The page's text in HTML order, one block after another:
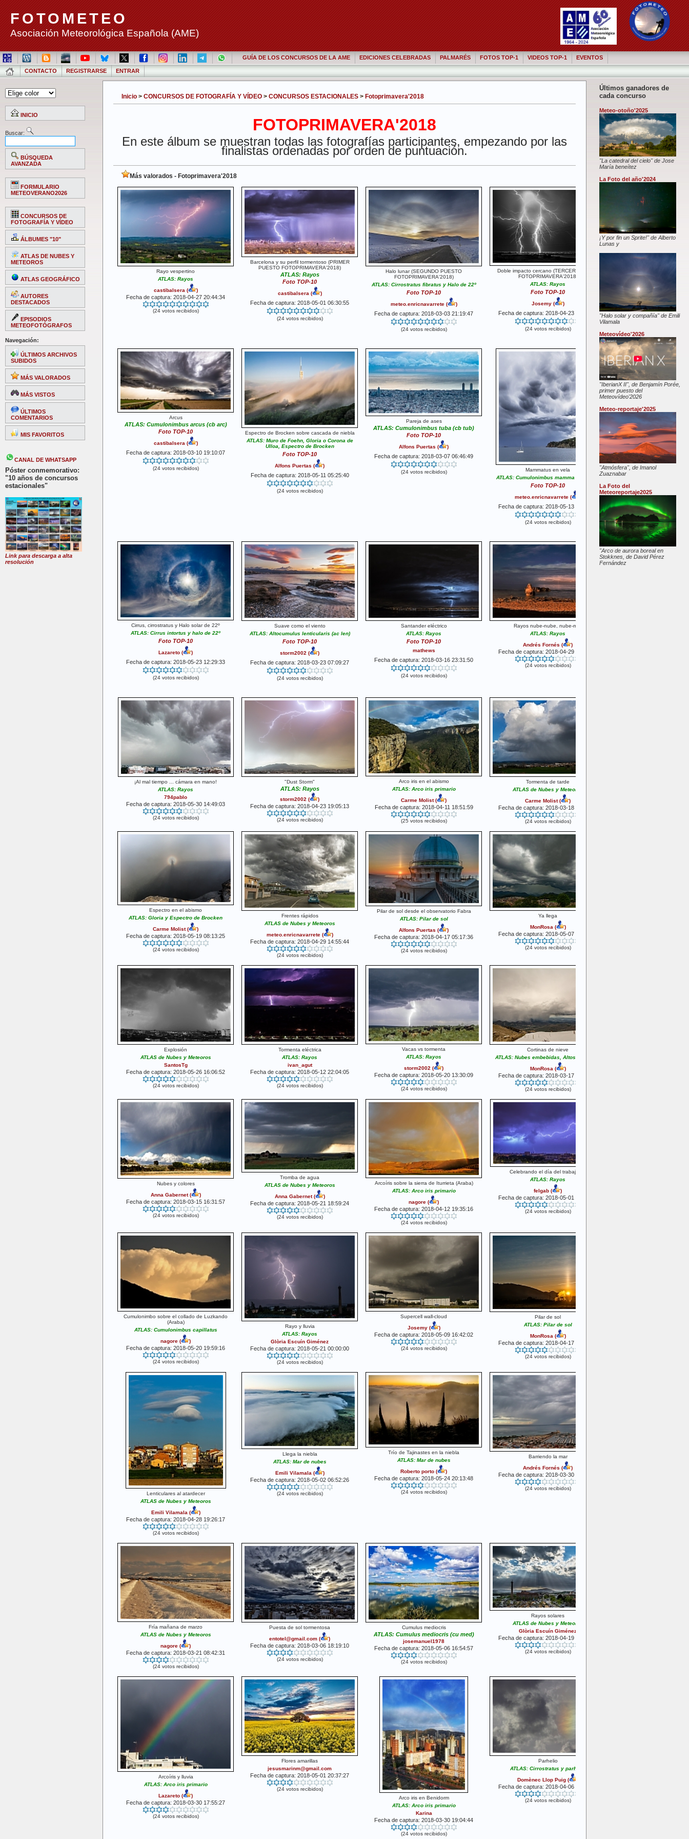
FOTOMETEO
Asociación Meteorológica Española (AME)
GUÍA DE LOS CONCURSOS DE LA AME EDICIONES CELEBRADAS PALMARÉS FOTOS TOP-1 VIDEOS TOP-1 EVENTOS
CONTACTO REGISTRARSE ENTRAR
INICIO
Buscar:
BÚSQUEDA
AVANZADA
FORMULARIO
METEOVERANO2026
CONCURSOS DE
FOTOGRAFÍA Y VÍDEO
ÁLBUMES "10"
ATLAS DE NUBES Y
METEOROS
ATLAS GEOGRÁFICO
AUTORES
DESTACADOS
EPISODIOS
METEOFOTÓGRAFOS
Navegación:
ÚLTIMOS ARCHIVOS
SUBIDOS
MÁS VALORADOS
MÁS VISTOS
ÚLTIMOS
COMENTARIOS
MIS FAVORITOS
CANAL DE WHATSAPP
Póster conmemorativo:
"10 años de concursos
estacionales"
Link para descarga a alta
resolución
Últimos ganadores de
cada concurso
Meteo-otoño'2025
"La catedral del cielo" de Jose
María beneítez
La Foto del año'2024
¡Y por fin un Sprite!" de Alberto
Lunas y
"Halo solar y compañía" de Emili
Vilamala
Meteovídeo'2026
"IberianX II", de Benjamín Porée,
primer puesto del
Meteovídeo'2026
Meteo-reportaje'2025
"Atmósfera", de Imanol
Zuaznabar
La Foto del
Meteoreportaje2025
"Arco de aurora boreal en
Stokknes, de David Pérez
Fernández
Inicio > CONCURSOS DE FOTOGRAFÍA Y VÍDEO > CONCURSOS ESTACIONALES > Fotoprimavera'2018
FOTOPRIMAVERA'2018
En este álbum se muestran todas las fotografías participantes, empezando por las
finalistas ordenadas por orden de puntuación.
Más valorados - Fotoprimavera'2018
Rayo vespertino
ATLAS: Rayos
castibalsera ( )
Fecha de captura: 2018-04-27 20:44:34
(24 votos recibidos)
Barcelona y su perfil tormentoso (PRIMER
PUESTO FOTOPRIMAVERA'2018)
ATLAS: Rayos
Foto TOP-10
castibalsera ( )
Fecha de captura: 2018-05-01 06:30:55
(24 votos recibidos)
Halo lunar (SEGUNDO PUESTO
FOTOPRIMAVERA'2018)
ATLAS: Cirrostratus fibratus y Halo de 22º
Foto TOP-10
meteo.enricnavarrete( )
Fecha de captura: 2018-03-03 21:19:47
(24 votos recibidos)
Doble impacto cercano (TERCER PUESTO
FOTOPRIMAVERA'2018)
ATLAS: Rayos
Foto TOP-10
Josemy( )
Fecha de captura: 2018-04-23 21:14:51
(24 votos recibidos)
Arcus
ATLAS: Cumulonimbus arcus (cb arc)
Foto TOP-10
castibalsera ( )
Fecha de captura: 2018-03-10 19:10:07
(24 votos recibidos)
Espectro de Brocken sobre cascada de niebla
ATLAS: Muro de Foehn, Gloria o Corona de
Ulloa, Espectro de Brocken
Foto TOP-10
Alfons Puertas ( )
Fecha de captura: 2018-05-11 05:25:40
(24 votos recibidos)
Pareja de ases
ATLAS: Cumulonimbus tuba (cb tub)
Foto TOP-10
Alfons Puertas ( )
Fecha de captura: 2018-03-07 06:46:49
(24 votos recibidos)
Mammatus en vela
ATLAS: Cumulonimbus mamma (cb mam)
Foto TOP-10
meteo.enricnavarrete(
Fecha de captura: 2018-05-13 13:34:01
(24 votos recibidos)
Cirrus, cirrostratus y Halo solar de 22º
ATLAS: Cirrus intortus y halo de 22º
Foto TOP-10
Lazareto ( )
Fecha de captura: 2018-05-23 12:29:33
(24 votos recibidos)
Suave como el viento
ATLAS: Altocumulus lenticularis (ac len)
Foto TOP-10
storm2002 ( )
Fecha de captura: 2018-03-23 07:09:27
(24 votos recibidos)
Santander eléctrico
ATLAS: Rayos
Foto TOP-10
mathews
Fecha de captura: 2018-03-16 23:31:50
(24 votos recibidos)
Rayos nube-nube, nube-mar
ATLAS: Rayos
Andrés Fornés ( )
Fecha de captura: 2018-04-29 05:31:36
(24 votos recibidos)
¡Al mal tiempo ... cámara en mano!
ATLAS: Rayos
794pablo
Fecha de captura: 2018-05-30 14:49:03
(24 votos recibidos)
"Dust Storm"
ATLAS: Rayos
storm2002 ( )
Fecha de captura: 2018-04-23 19:05:13
(24 votos recibidos)
Arco iris en el abismo
ATLAS: Arco iris primario
Carme Molist( )
Fecha de captura: 2018-04-11 18:51:59
(25 votos recibidos)
Tormenta de tarde
ATLAS de Nubes y Meteoros
Carme Molist( )
Fecha de captura: 2018-03-18 17:47:30
(24 votos recibidos)
Espectro en el abismo
ATLAS: Gloria y Espectro de Brocken
Carme Molist( )
Fecha de captura: 2018-05-19 08:13:25
(24 votos recibidos)
Frentes rápidos
ATLAS de Nubes y Meteoros
meteo.enricnavarrete( )
Fecha de captura: 2018-04-29 14:55:44
(24 votos recibidos)
Pilar de sol desde el observatorio Fabra
ATLAS: Pilar de sol
Alfons Puertas ( )
Fecha de captura: 2018-04-17 05:17:36
(24 votos recibidos)
Ya llega
MonRosa ( )
Fecha de captura: 2018-05-07 16:55:04
(24 votos recibidos)
Explosión
ATLAS de Nubes y Meteoros
SantosTg
Fecha de captura: 2018-05-26 16:06:52
(24 votos recibidos)
Tormenta eléctrica
ATLAS: Rayos
ivan_agut
Fecha de captura: 2018-05-12 22:04:05
(24 votos recibidos)
Vacas vs tormenta
ATLAS: Rayos
storm2002 ( )
Fecha de captura: 2018-05-20 13:30:09
(24 votos recibidos)
Cortinas de nieve
ATLAS: Nubes embebidas, Altostratus (as)
MonRosa ( )
Fecha de captura: 2018-03-17 14:20:17
(24 votos recibidos)
Nubes y colores
Anna Gabernet( )
Fecha de captura: 2018-03-15 16:31:57
(24 votos recibidos)
Tromba de agua
ATLAS de Nubes y Meteoros
Anna Gabernet( )
Fecha de captura: 2018-05-21 18:59:24
(24 votos recibidos)
Arcoíris sobre la sierra de Iturrieta (Araba)
ATLAS: Arco iris primario
nagore ( )
Fecha de captura: 2018-04-12 19:35:16
(24 votos recibidos)
Celebrando el día del trabajador
ATLAS: Rayos
felgab ( )
Fecha de captura: 2018-05-01 06:12:06
(24 votos recibidos)
Cumulonimbo sobre el collado de Luzkando
(Araba)
ATLAS: Cumulonimbus capillatus
nagore ( )
Fecha de captura: 2018-05-20 19:59:16
(24 votos recibidos)
Rayo y lluvia
ATLAS: Rayos
Glòria Escuín Giménez
Fecha de captura: 2018-05-21 00:00:00
(24 votos recibidos)
Supercell wall-cloud
Josemy( )
Fecha de captura: 2018-05-09 16:42:02
(24 votos recibidos)
Pilar de sol
ATLAS: Pilar de sol
MonRosa ( )
Fecha de captura: 2018-04-17 07:18:09
(24 votos recibidos)
Lenticulares al atardecer
ATLAS de Nubes y Meteoros
Emili Vilamala ( )
Fecha de captura: 2018-04-28 19:26:17
(24 votos recibidos)
Llega la niebla
ATLAS: Mar de nubes
Emili Vilamala ( )
Fecha de captura: 2018-05-02 06:52:26
(24 votos recibidos)
Trío de Tajinastes en la niebla
ATLAS: Mar de nubes
Roberto porto ( )
Fecha de captura: 2018-05-24 20:13:48
(24 votos recibidos)
Barriendo la mar
Andrés Fornés ( )
Fecha de captura: 2018-03-30 17:43:55
(24 votos recibidos)
Fría mañana de marzo
ATLAS de Nubes y Meteoros
nagore ( )
Fecha de captura: 2018-03-21 08:42:31
(24 votos recibidos)
Puesta de sol tormentosa
entotel@gmail.com ( )
Fecha de captura: 2018-03-06 18:19:10
(24 votos recibidos)
Cumulus mediocris
ATLAS: Cumulus mediocris (cu med)
josemanuel1978
Fecha de captura: 2018-05-06 16:54:57
(24 votos recibidos)
Rayos solares
ATLAS de Nubes y Meteoros
Glòria Escuín Giménez
Fecha de captura: 2018-04-19 00:00:00
(24 votos recibidos)
Arcoíris y lluvia
ATLAS: Arco iris primario
Lazareto ( )
Fecha de captura: 2018-03-30 17:55:27
(24 votos recibidos)
Flores amarillas
jesusmarinm@gmail.com
Fecha de captura: 2018-05-01 20:37:27
(24 votos recibidos)
Arco iris en Benidorm
ATLAS: Arco iris primario
Karina
Fecha de captura: 2018-03-30 19:04:44
(24 votos recibidos)
Parhelio
ATLAS: Cirrostratus y parhelio
Domènec Llop Puig(
Fecha de captura: 2018-04-06 19:05:12
(24 votos recibidos)